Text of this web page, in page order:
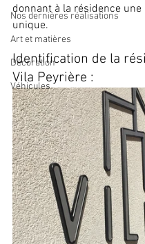
Nos dernières réalisations
Art et matières
Décoration
Véhicules
donnant à la résidence
unique.
Identification de la
Vila Peyrière :